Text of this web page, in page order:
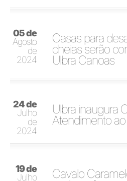
05 de
Agosto
de
2024
Casas para
cheias serão
Ulbra Canoas
24 de
Julho
de
2024
Ulbra inaugura
Atendimento
19 de
Julho
Cavalo